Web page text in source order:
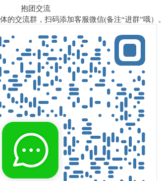
抱团交流
的交流群，扫码添加客服微信(备注“进群”哦）。